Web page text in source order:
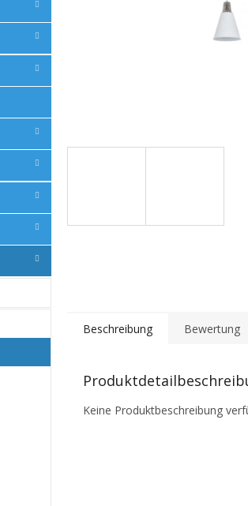
Beschreibung Bewertung
Keine Produktbeschreibung